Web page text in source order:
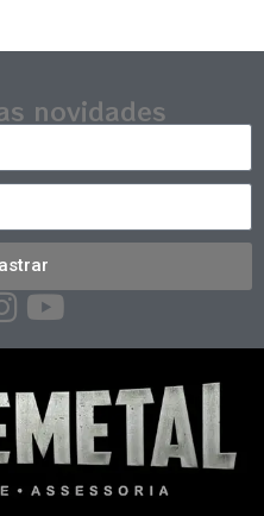
novidades